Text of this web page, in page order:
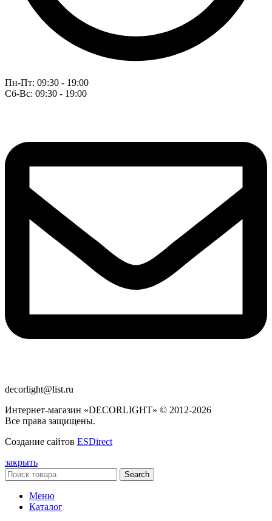
Пн-Пт: 09:30 - 19:00
Сб-Вс: 09:30 - 19:00
decorlight@list.ru
Интернет-магазин «DECORLIGHT» © 2012-2026
Все права защищены.
Создание сайтов ESDirect
закрыть
Search
Меню
Каталог